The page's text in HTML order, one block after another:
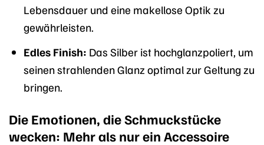
Lebensdauer und eine makellose Optik zu
gewährleisten.
Edles Finish: Das Silber ist hochglanzpoliert, um
seinen strahlenden Glanz optimal zur Geltung zu
bringen.
Die Emotionen, die Schmuckstücke
wecken: Mehr als nur ein Accessoire